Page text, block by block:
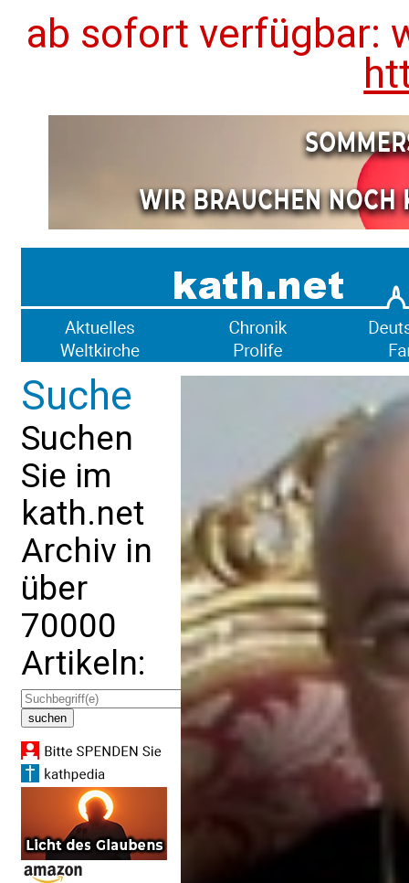
ab sofort verfügbar:
Suche
Suchen
Sie im
kath.net
Archiv in
über
70000
Artikeln: